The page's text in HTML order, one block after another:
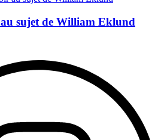
sujet de William Eklund